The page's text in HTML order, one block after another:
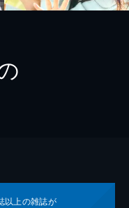
以上の雑誌が